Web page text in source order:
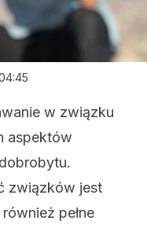
w związku
aspektów
związków jest
pełne